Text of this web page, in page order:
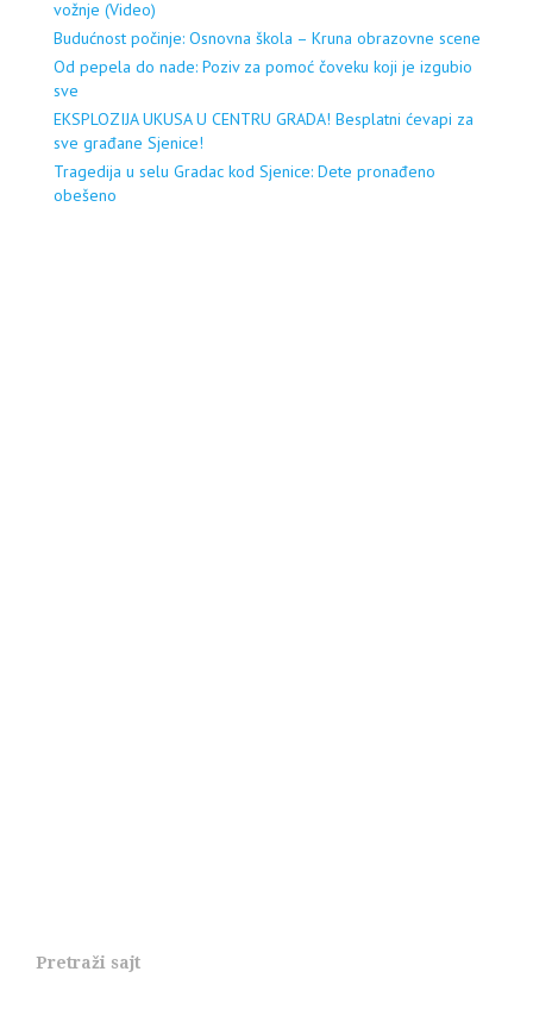
vožnje (Video)
Budućnost počinje: Osnovna škola – Kruna obrazovne scene
Od pepela do nade: Poziv za pomoć čoveku koji je izgubio
sve
EKSPLOZIJA UKUSA U CENTRU GRADA! Besplatni ćevapi za
sve građane Sjenice!
Tragedija u selu Gradac kod Sjenice: Dete pronađeno
obešeno
Pretraži sajt